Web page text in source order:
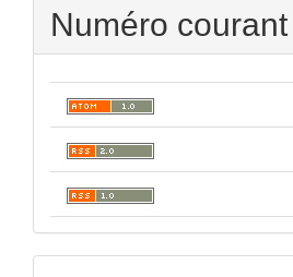
Numéro courant